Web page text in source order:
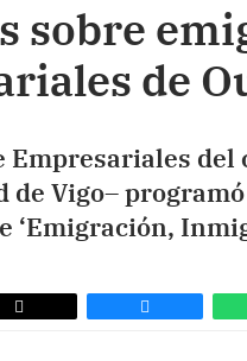
sobre
de
Empresariales
Vigo–
‘Emigración,